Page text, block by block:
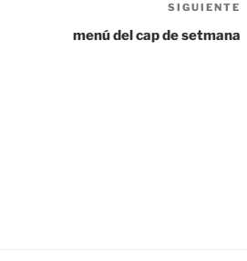
SIGUIENTE
menú del cap de setmana